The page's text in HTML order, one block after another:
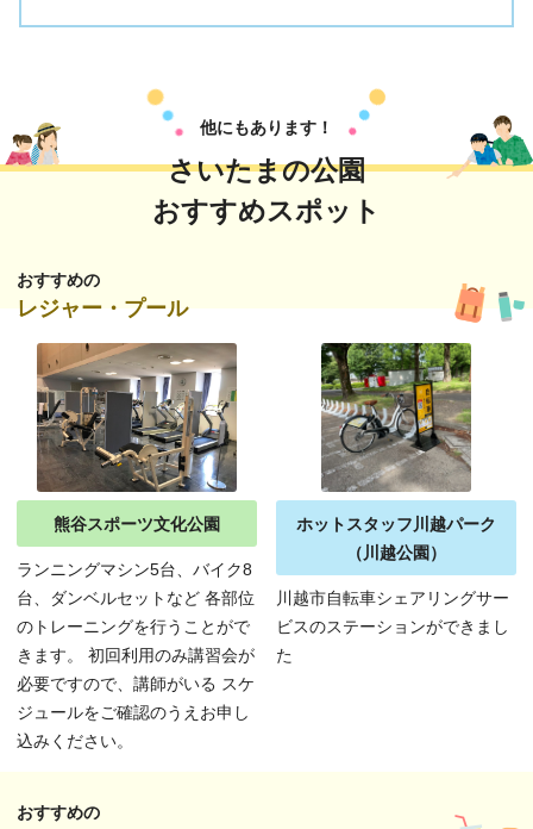
他にもあります！
さいたまの公園
おすすめスポット
おすすめの
レジャー・プール
熊谷スポーツ文化公園
ランニングマシン5台、バイク8
台、ダンベルセットなど 各部位
のトレーニングを行うことがで
きます。 初回利用のみ講習会が
必要ですので、講師がいる スケ
ジュールをご確認のうえお申し
込みください。
ホットスタッフ川越パーク
（川越公園）
川越市自転車シェアリングサー
ビスのステーションができまし
た
おすすめの